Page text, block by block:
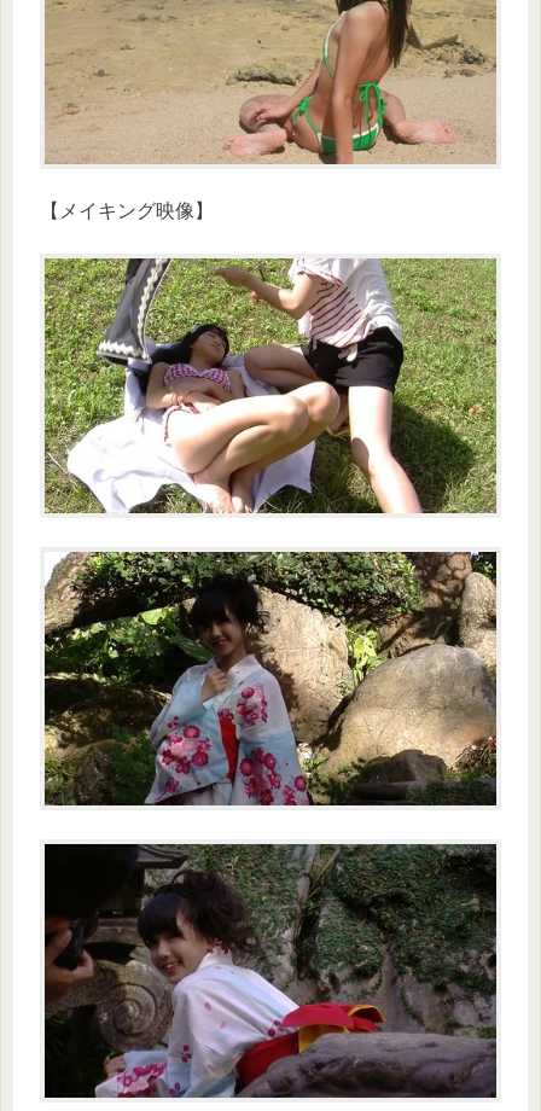
【メイキング映像】